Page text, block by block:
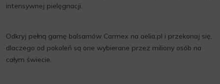
intensywnej pielęgnacji.
Odkryj pełną gamę balsamów Carmex na aelia.pl i przekonaj się,
dlaczego od pokoleń są one wybierane przez miliony osób na
całym świecie.